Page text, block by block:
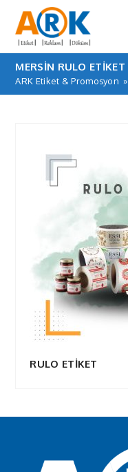
MERSIN RULO ETIKET
ARK Etiket & Promosyon »
RULO ETİKET